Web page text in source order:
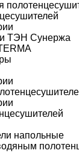
и ТЭН Сунержа
напольные